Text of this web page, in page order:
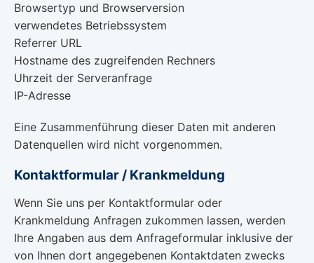
Browsertyp und Browserversion
verwendetes Betriebssystem
Referrer URL
Hostname des zugreifenden Rechners
Uhrzeit der Serveranfrage
IP-Adresse
Eine Zusammenführung dieser Daten mit anderen
Datenquellen wird nicht vorgenommen.
Kontaktformular / Krankmeldung
Wenn Sie uns per Kontaktformular oder
Krankmeldung Anfragen zukommen lassen, werden
Ihre Angaben aus dem Anfrageformular inklusive der
von Ihnen dort angegebenen Kontaktdaten zwecks